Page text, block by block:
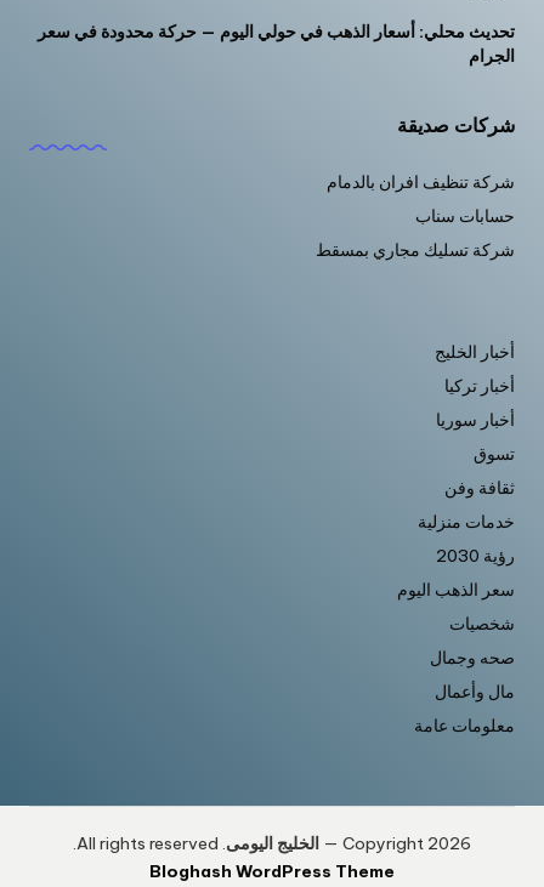
تحديث محلي: أسعار الذهب في حولي اليوم — حركة محدودة في سعر
الجرام
شركات صديقة
شركة تنظيف افران بالدمام
حسابات سناب
شركة تسليك مجاري بمسقط
أخبار الخليج
أخبار تركيا
أخبار سوريا
تسوق
ثقافة وفن
خدمات منزلية
رؤية 2030
سعر الذهب اليوم
شخصيات
صحه وجمال
مال وأعمال
معلومات عامة
Copyright 2026 — الخليج اليومى. All rights reserved.
Bloghash WordPress Theme